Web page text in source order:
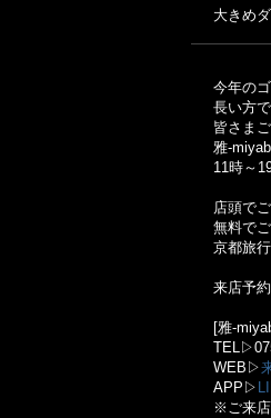
大きめ
今年の
長い方
皆さま
雅-
11時～
店頭で
無料で
京都旅
来店予
[雅-
WEB▷
APP▷
※ご来店